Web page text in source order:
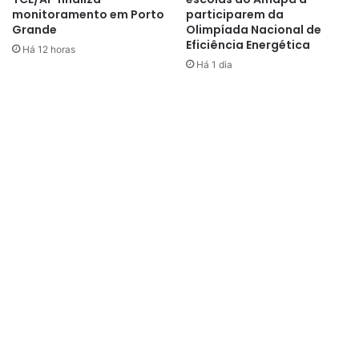
monitoramento em Porto
Grande
Há 12 horas
participarem da
Olimpíada Nacional de
Eficiência Energética
Há 1 dia